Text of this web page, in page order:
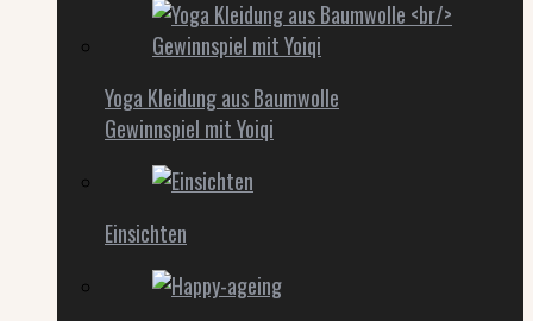
Yoga Kleidung aus Baumwolle
Gewinnspiel mit Yoiqi
Einsichten